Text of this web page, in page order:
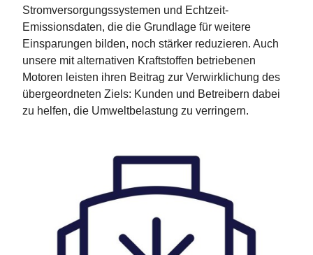
Stromversorgungssystemen und Echtzeit-
Emissionsdaten, die die Grundlage für weitere
Einsparungen bilden, noch stärker reduzieren. Auch
unsere mit alternativen Kraftstoffen betriebenen
Motoren leisten ihren Beitrag zur Verwirklichung des
übergeordneten Ziels: Kunden und Betreibern dabei
zu helfen, die Umweltbelastung zu verringern.